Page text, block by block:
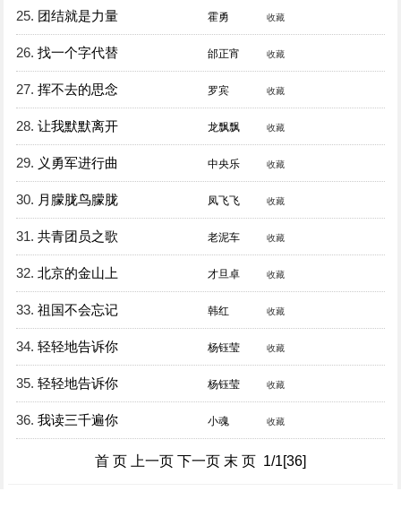
25. 团结就是力量 霍勇 收藏
26. 找一个字代替 邰正宵 收藏
27. 挥不去的思念 罗宾 收藏
28. 让我默默离开 龙飘飘 收藏
29. 义勇军进行曲 中央乐 收藏
30. 月朦胧鸟朦胧 凤飞飞 收藏
31. 共青团员之歌 老泥车 收藏
32. 北京的金山上 才旦卓 收藏
33. 祖国不会忘记 韩红 收藏
34. 轻轻地告诉你 杨钰莹 收藏
35. 轻轻地告诉你 杨钰莹 收藏
36. 我读三千遍你 小魂 收藏
首 页 上一页 下一页 末 页 1/1[36]